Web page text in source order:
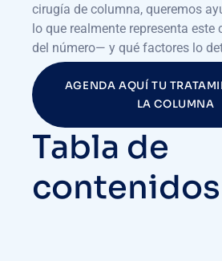
cirugía de columna, queremos
lo que realmente representa
del número— y qué factores lo
AGENDA AQUÍ TU
LA COLUMNA
Tabla de
contenidos